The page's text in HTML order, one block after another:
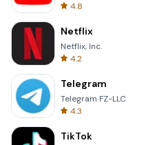
4.8
Netflix
Netflix, Inc.
4.2
Telegram
Telegram FZ-LLC
4.3
TikTok